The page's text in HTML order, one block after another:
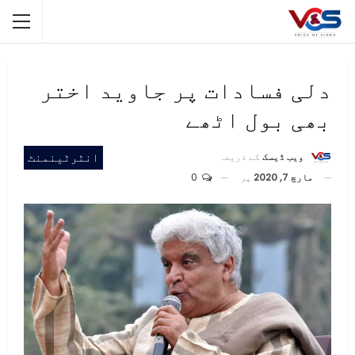
دلی فسادات پر جاوید اختر
بھی بول اٹھے
انٹرٹینمنٹ ویب ڈیسک کے ذریعہ
مارچ 7, 2020
پر